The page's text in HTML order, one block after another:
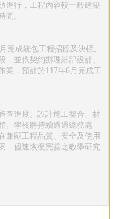
進行，工程內容較一般建築
間。
完成統包工程招標及決標。
，並依契約辦理細部設計、
業，預計於117年6月完成工
查進度、設計施工整合、材
。學校將持續透過總務處
兼顧工程品質、安全及使用
，儘速恢復完善之教學研究